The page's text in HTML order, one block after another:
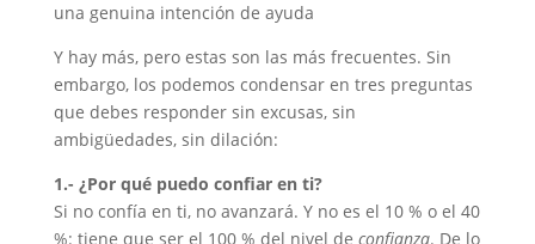
una genuina intención de ayuda
Y hay más, pero estas son las más frecuentes. Sin
embargo, los podemos condensar en tres preguntas
que debes responder sin excusas, sin
ambigüedades, sin dilación:
1.- ¿Por qué puedo confiar en ti?
Si no confía en ti, no avanzará. Y no es el 10 % o el 40
%: tiene que ser el 100 % del nivel de confianza. De lo